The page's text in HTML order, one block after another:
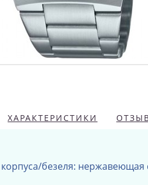
ХАРАКТЕРИСТИКИ
безеля: нержавеющая